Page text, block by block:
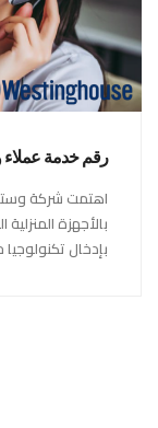
رقم خدمة
اهتمت شركة
بالأجهزة
بإدخال